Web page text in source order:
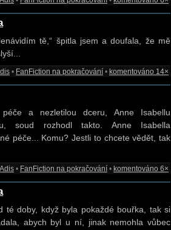
tě,“ špitla jsem a doufala, že mě
• FanFiction na pokračování • komentováno 14×
a nezletilou dceru, Anne Isabellu
soud rozhodl takto. Anne Isabella
péče... Komu? Jestli to chcete vědět, tak
Adis • FanFiction na pokračování • komentováno 6×
té doby, když byla pokaždé bouřka, tak si
abych byl u ní, jinak nemohla vůbec